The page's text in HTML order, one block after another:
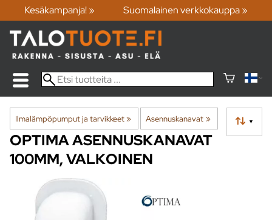
Kesäkampanja! » Suomalainen verkkokauppa »
Ilmalämpöpumput ja tarvikkeet‪» Asennuskanavat ‪» ▼
OPTIMA ASENNUSKANAVAT
100MM, VALKOINEN